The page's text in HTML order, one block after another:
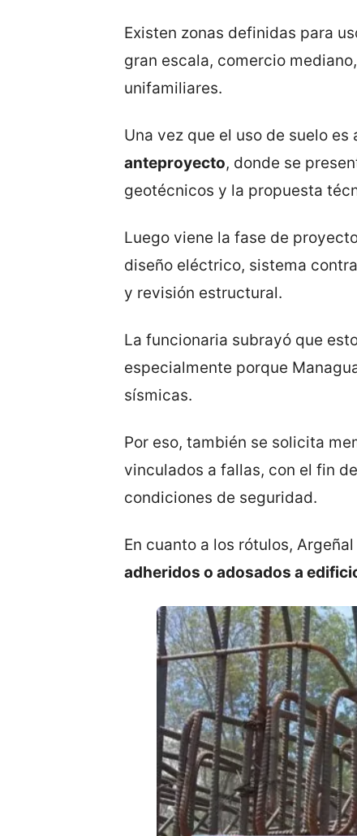
Existen zonas definidas para
gran escala, comercio
unifamiliares.
Una vez que el uso de suelo
anteproyecto, donde se
geotécnicos y la propuesta
Luego viene la fase de
diseño eléctrico, sistema
y revisión estructural.
La funcionaria subrayó que
especialmente porque
sísmicas.
Por eso, también se solicita
vinculados a fallas, con el fin
condiciones de seguridad.
En cuanto a los rótulos,
adheridos o adosados a